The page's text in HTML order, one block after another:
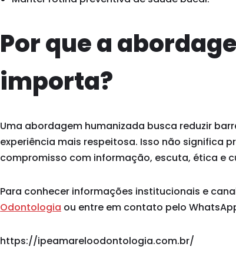
Por que a
importa?
Uma abordagem humanizada busca reduzir
experiência mais respeitosa. Isso não significa
compromisso com informação, escuta, ética e
Para conhecer informações institucionais e
Odontologia ou entre em contato pelo
https://ipeamareloodontologia.com.br/